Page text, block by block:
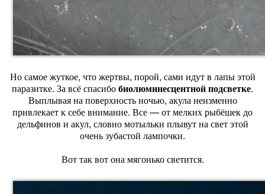
Но самое жуткое, что жертвы, порой, сами идут в лапы этой
паразитке. За всё спасибобиолюминесцентной подсветке.
Выплывая на поверхность ночью, акула неизменно
привлекает к себе внимание. Все — от мелких рыбёшек до
дельфинов и акул, словно мотыльки плывут на свет этой
очень зубастой лампочки.
Вот так вот она мягонько светится.